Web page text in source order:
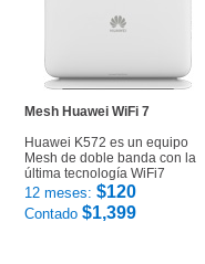
Mesh Huawei WiFi 7
Huawei K572 es un equipo
Mesh de doble banda con la
última tecnología WiFi7
12 meses: $120
Contado $1,399